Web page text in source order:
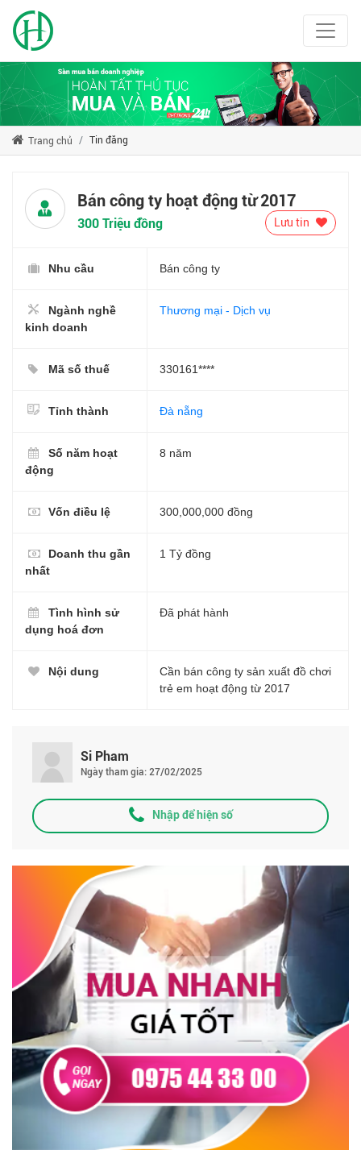
Trang chủ Tin đăng
Bán công ty hoạt động từ 2017
300 Triệu đồng Lưu tin
Nhu cầu Bán công ty
Ngành nghề
kinh doanh
Thương mại - Dịch vụ
Mã số thuế 330161****
Tỉnh thành Đà nẵng
Số năm hoạt
động
8 năm
Vốn điều lệ 300,000,000 đồng
Doanh thu gần
nhất
1 Tỷ đồng
Tình hình sử
dụng hoá đơn
Đã phát hành
Nội dung
Cần bán công ty sản xuất đồ chơi
trẻ em hoạt động từ 2017
Si Pham
Ngày tham gia: 27/02/2025
Nhập để hiện số